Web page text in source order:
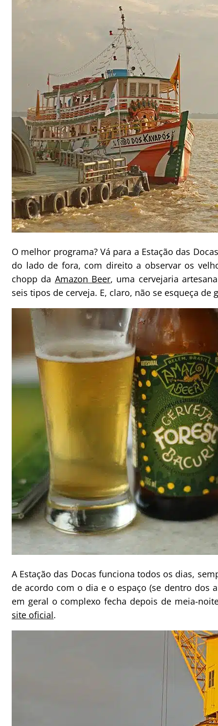
O melhor programa? Vá para a Estação das
do lado de fora, com direito a observar os
chopp da Amazon Beer, uma cervejaria
seis tipos de cerveja. E, claro, não se esqueça
A Estação das Docas funciona todos os dias,
de acordo com o dia e o espaço (se dentro dos
em geral o complexo fecha depois de meia-
site oficial.